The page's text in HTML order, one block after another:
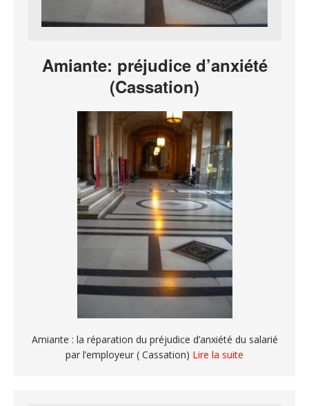
Amiante: préjudice d’anxiété
(Cassation)
Amiante : la réparation du préjudice d’anxiété du salarié
par l’employeur ( Cassation) Lire la suite